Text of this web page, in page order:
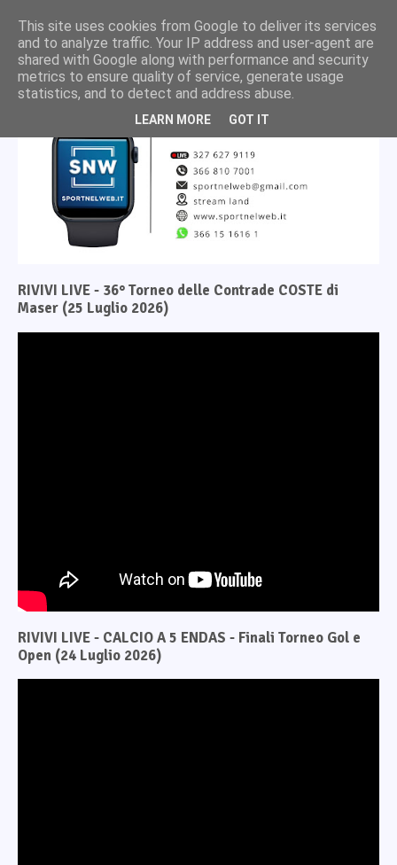
RIVIVI LIVE - 36° Torneo delle Contrade COSTE di
Maser (25 Luglio 2026)
RIVIVI LIVE - CALCIO A 5 ENDAS - Finali Torneo Gol e
Open (24 Luglio 2026)
This site uses cookies from Google to deliver its services
and to analyze traffic. Your IP address and user-agent are
shared with Google along with performance and security
metrics to ensure quality of service, generate usage
statistics, and to detect and address abuse.
LEARN MORE GOT IT